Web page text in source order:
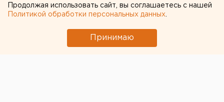
создает опасный
Продолжая использовать сайт, вы соглашаетесь с нашей
Политикой обработки персональных данных
Принимаю